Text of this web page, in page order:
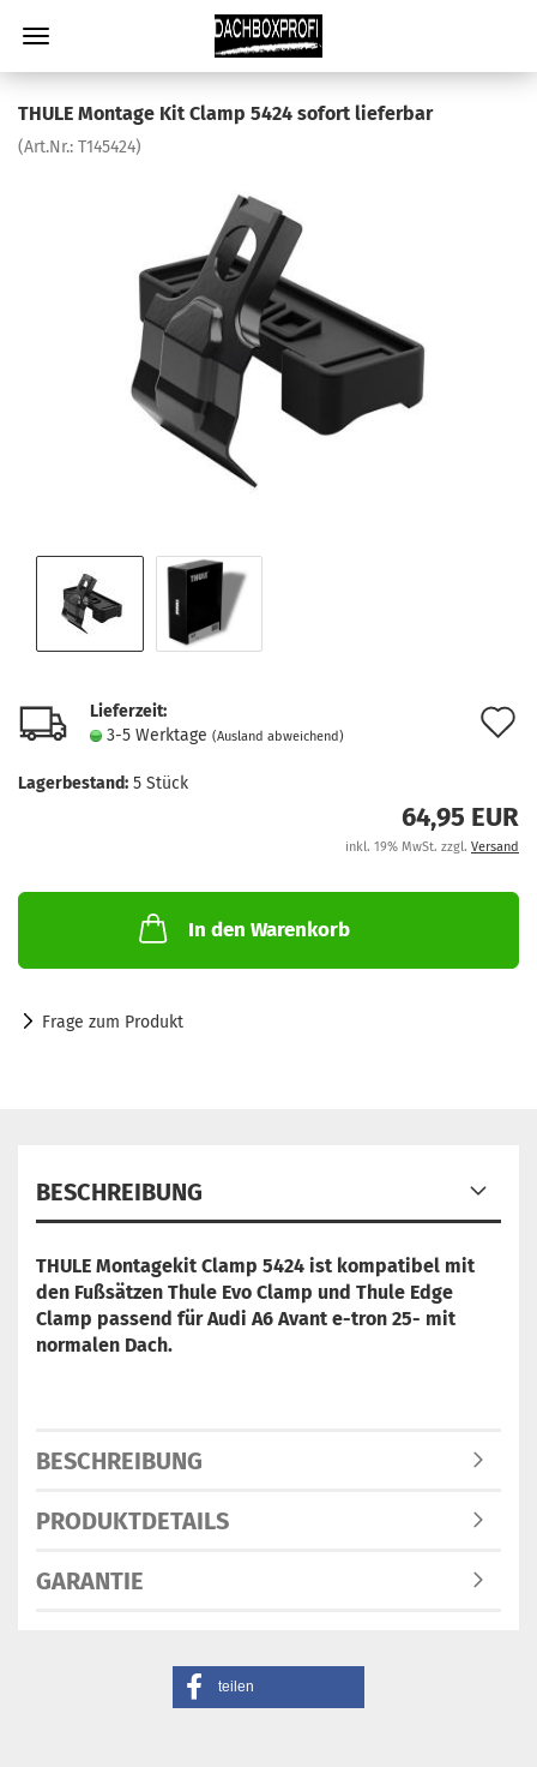
THULE Montage Kit Clamp 5424 sofort lieferbar
(Art.Nr.: T145424)
Lieferzeit:
3-5 Werktage (Ausland abweichend)
Lagerbestand: 5 Stück
64,95 EUR
inkl. 19% MwSt. zzgl. Versand
In den Warenkorb
Frage zum Produkt
BESCHREIBUNG
THULE Montagekit Clamp 5424 ist kompatibel mit
den Fußsätzen Thule Evo Clamp und Thule Edge
Clamp passend für Audi A6 Avant e-tron 25- mit
normalen Dach.
BESCHREIBUNG
PRODUKTDETAILS
GARANTIE
teilen